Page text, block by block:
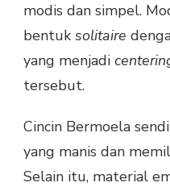
modis dan simpel.
bentuk solitaire
yang menjadi
tersebut.
Cincin Bermoela
yang manis dan
Selain itu, material